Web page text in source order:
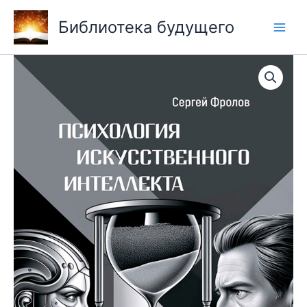
Перейти
содержимому
Библиотека будущего